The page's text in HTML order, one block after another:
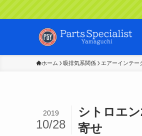
ホーム 吸排気系関係 エアーインテー
シトロエ
寄せ
2019
10/28